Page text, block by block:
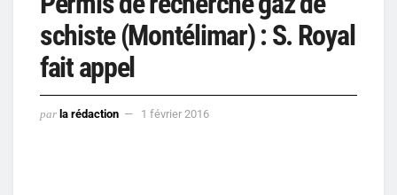
schiste (Montélimar) : S. Royal
fait appel
par la rédaction 1 février 2016